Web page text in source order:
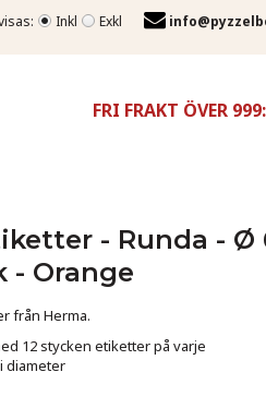
Inkl Exkl
FRI FRAKT ÖVER
- Runda - Ø
- Orange
från Herma.
12 stycken etiketter på varje
diameter